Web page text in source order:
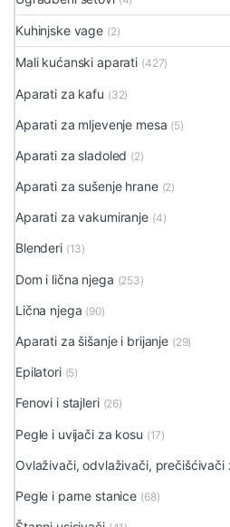
Kuhinjske vage (2)
Mali kućanski aparati (427)
Aparati za kafu (32)
Aparati za mljevenje mesa (5)
Aparati za sladoled (2)
Aparati za sušenje hrane (2)
Aparati za vakumiranje (4)
Blenderi (13)
Dom i lična njega (253)
Lična njega (90)
Aparati za šišanje i brijanje (29)
Epilatori (5)
Fenovi i stajleri (26)
Pegle i uvijači za kosu (17)
Ovlaživači, odvlaživači, prečišćivači
Pegle i parne stanice (68)